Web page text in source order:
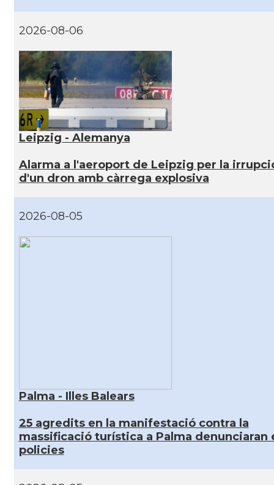
2026-08-06
Leipzig - Alemanya
Alarma a l'aeroport de Leipzig per la
d'un dron amb càrrega explosiva
2026-08-05
Palma - Illes Balears
25 agredits en la manifestació contra la
massificació turística a Palma denunciaran
policies